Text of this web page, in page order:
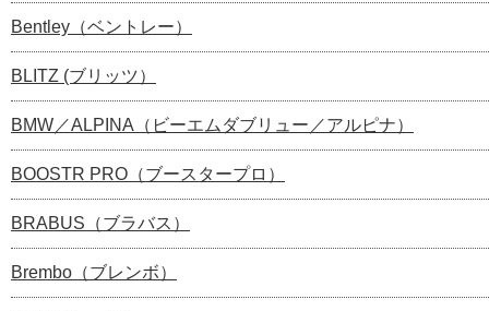
Bentley（ベントレー）
BLITZ (ブリッツ）
BMW／ALPINA（ビーエムダブリュー／アルピナ）
BOOSTR PRO（ブースタープロ）
BRABUS（ブラバス）
Brembo（ブレンボ）